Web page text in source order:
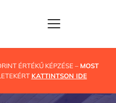
ÉRTÉKŰ KÉPZÉSE – MOST
KATTINTSON IDE